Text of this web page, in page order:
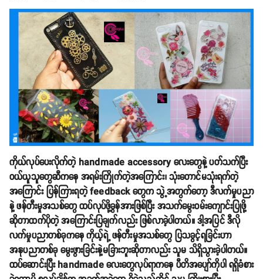
ကိုယ်လုပ်ပေးလိုက်တဲ့ handmade accessory လေးတွေနဲ့ ပတ်သက်ပြီး
ဝယ်ယူသူတွေဆီကနေ အရမ်းကြိုက်တဲ့အကြောင်း၊ သုံးတောင်မသုံးရက်တဲ့
အကြောင်း ပြန်ကြားရတဲ့ feedback တွေက သွဲ့အတွက်တော့ ဒီလက်မှုပညာ
နဲ့ ဖန်တီးမှုအသစ်တွေ ထပ်လုပ်ဖို့ခွန်အားဖြစ်ပြီး အသက်မွေးဝမ်းကျောင်းပြုဖို့
ဆိုတာထက်ပိုတဲ့ အကြောင်းပြချက်လည်း ဖြစ်လာခဲ့ပါတယ်။ ဒါ့အပြင် ဒီလို
လက်မှုပညာတစ်ခုကနေ ကိုယ့်ရဲ့ ဖန်တီးမှုအသစ်တွေ ပြသခွင့်ရခြင်းဟာ
အနုပညာတစ်ခု မွေးဖွားခြင်းနဲ့မခြားဘူးဆိုတာလည်း သူမ သိရှိသွားခဲ့ပါတယ်။
ထပ်ဆောင်းပြီး handmade လေးတွေလုပ်ရာကနေ ပီတိအပျော်ကိုပါ ရရှိခံစား